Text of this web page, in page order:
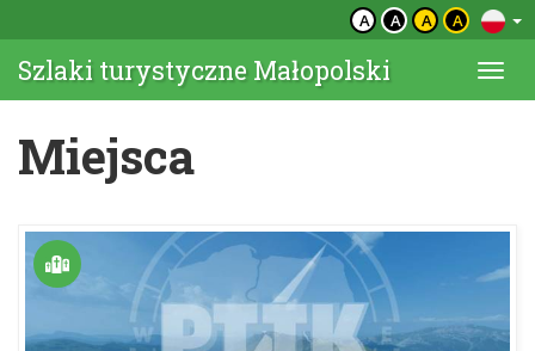
A A A A
Szlaki turystyczne Małopolski
Miejsca